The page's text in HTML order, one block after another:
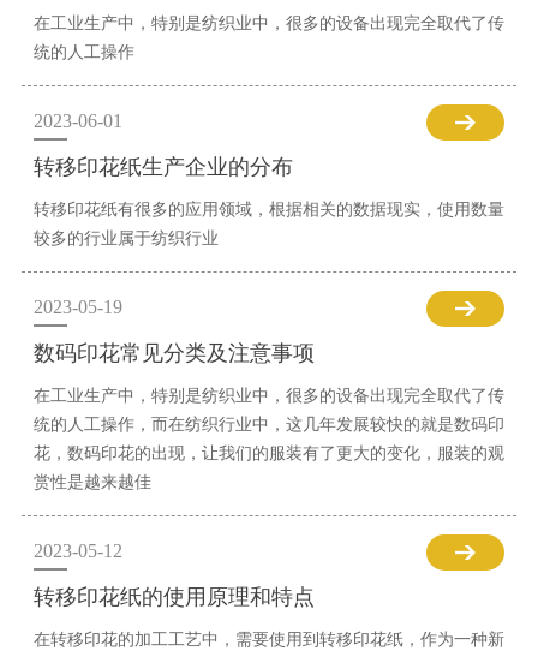
在工业生产中，特别是纺织业中，很多的设备出现完全取代了传
统的人工操作
2023-06-01
转移印花纸生产企业的分布
转移印花纸有很多的应用领域，根据相关的数据现实，使用数量
较多的行业属于纺织行业
2023-05-19
数码印花常见分类及注意事项
在工业生产中，特别是纺织业中，很多的设备出现完全取代了传
统的人工操作，而在纺织行业中，这几年发展较快的就是数码印
花，数码印花的出现，让我们的服装有了更大的变化，服装的观
赏性是越来越佳
2023-05-12
转移印花纸的使用原理和特点
在转移印花的加工工艺中，需要使用到转移印花纸，作为一种新